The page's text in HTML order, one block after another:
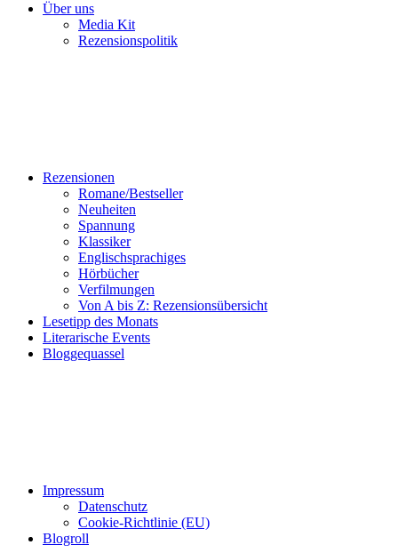
Über uns
Media Kit
Rezensionspolitik
Rezensionen
Romane/Bestseller
Neuheiten
Spannung
Klassiker
Englischsprachiges
Hörbücher
Verfilmungen
Von A bis Z: Rezensionsübersicht
Lesetipp des Monats
Literarische Events
Bloggequassel
Impressum
Datenschutz
Cookie-Richtlinie (EU)
Blogroll